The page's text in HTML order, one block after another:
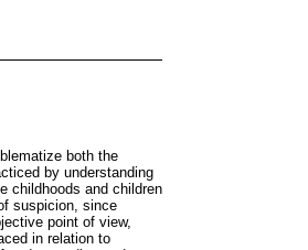
both the
by understanding
childhoods and children
suspicion, since
point of view,
in relation to